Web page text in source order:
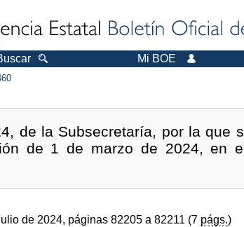
Mi BOE
de la Subsecretaría, por la que
de 1 de marzo de 2024, en
de 2024, páginas 82205 a 82211 (7 págs.)